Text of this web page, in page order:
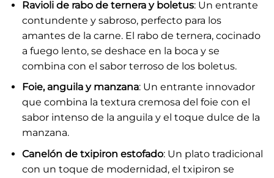
Ravioli de rabo de ternera y boletus: Un entrante
contundente y sabroso, perfecto para los
amantes de la carne. El rabo de ternera, cocinado
a fuego lento, se deshace en la boca y se
combina con el sabor terroso de los boletus.
Foie, anguila y manzana: Un entrante innovador
que combina la textura cremosa del foie con el
sabor intenso de la anguila y el toque dulce de la
manzana.
Canelón de txipiron estofado: Un plato tradicional
con un toque de modernidad, el txipiron se